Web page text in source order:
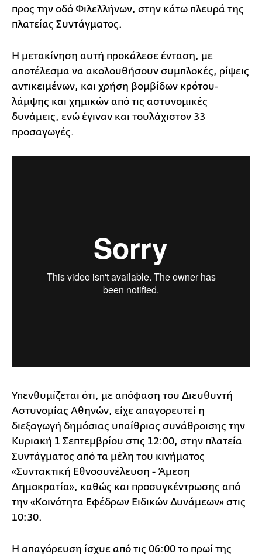
προς την οδό Φιλελλήνων, στην κάτω πλευρά της
πλατείας Συντάγματος.
Η μετακίνηση αυτή προκάλεσε ένταση, με
αποτέλεσμα να ακολουθήσουν συμπλοκές, ρίψεις
αντικειμένων, και χρήση βομβίδων κρότου-
λάμψης και χημικών από τις αστυνομικές
δυνάμεις, ενώ έγιναν και τουλάχιστον 33
προσαγωγές.
Υπενθυμίζεται ότι, με απόφαση του Διευθυντή
Αστυνομίας Αθηνών, είχε απαγορευτεί η
διεξαγωγή δημόσιας υπαίθριας συνάθροισης την
Κυριακή 1 Σεπτεμβρίου στις 12:00, στην πλατεία
Συντάγματος από τα μέλη του κινήματος
«Συντακτική Εθνοσυνέλευση - Άμεση
Δημοκρατία», καθώς και προσυγκέντρωσης από
την «Κοινότητα Εφέδρων Ειδικών Δυνάμεων» στις
10:30.
Η απαγόρευση ίσχυε από τις 06:00 το πρωί της